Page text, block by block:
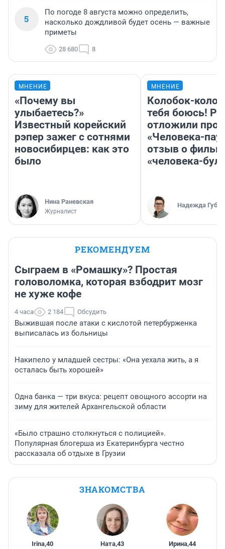
5
По погоде 8 августа можно определить,
насколько дождливой будет осень — важные
приметы
28 680 8
МНЕНИЕ
«Почему вы
улыбаетесь?»
Известный корейский
рэпер зажег с сотнями
новосибирцев: как это
было
Нина Раневская
Журналист
МНЕНИЕ
Колобок-
тебя боюсь!
отложили
«Человека-
отзыв о
«человека-
Надежда
РЕКОМЕНДУЕМ
Сыграем в «Ромашку»? Простая
головоломка, которая взбодрит мозг
не хуже кофе
4 часа 2 184 Обсудить
Выжившая после атаки с кислотой петербурженка
выписалась из больницы
Накипело у младшей сестры: «Она уехала жить, а я
осталась быть хорошей»
Одна банка — три вкуса: рецепт овощного ассорти на
зиму для жителей Архангельской области
«Было страшно столкнуться с полицией».
Популярная блогерша из Екатеринбурга честно
рассказала об отдыхе в Грузии
ЗНАКОМСТВА
Irina,40 Ната,43 Ирина,44